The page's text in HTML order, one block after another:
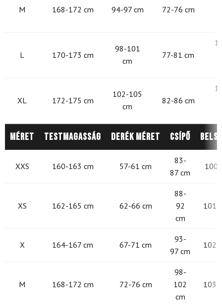
M 168-172 cm 94-97 cm 72-76 cm
L 170-173 cm
98-101
cm
77-81 cm
XL 172-175 cm
102-105
cm
82-86 cm
Méret Testmagasság Derék méret Csípő
XXS 160-163 cm 57-61 cm
83-
87 cm
XS 162-165 cm 62-66 cm
88-
92
cm
101
X 164-167 cm 67-71 cm
93-
97 cm
102
M 168-172 cm 72-76 cm
98-
102
cm
103